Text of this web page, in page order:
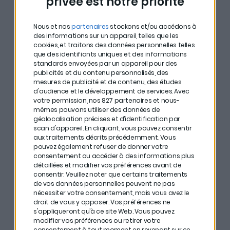
Nous et nospartenaires stockons et/ou accédons à
des informations sur un appareil, telles que les
cookies, et traitons des données personnelles telles
que des identifiants uniques et des informations
standards envoyées par un appareil pour des
publicités et du contenu personnalisés, des
mesures de publicité et de contenu, des études
d'audience et le développement de services.Avec
votre permission, nos 827 partenaires et nous-
mêmes pouvons utiliser des données de
géolocalisation précises et d’identification par
scan d'appareil. En cliquant, vous pouvez consentir
aux traitements décrits précédemment. Vous
pouvez également refuser de donner votre
consentement ou accéder à des informations plus
détaillées et modifier vos préférences avant de
consentir.Veuillez noter que certains traitements
de vos données personnelles peuvent ne pas
nécessiter votre consentement, mais vous avez le
droit de vous y opposer. Vos préférences ne
s'appliqueront qu’à ce site Web. Vous pouvez
modifier vos préférences ou retirer votre
conseils pour investir avec fun mais sans se tromper :
Il est plus intéressant d’investir tous les mois une
somme d’argent similaire afin de lisser son
investissement tout en réduisant les risques pris.
Il faut toujours voir ses investissements sur le long-
terme etéviter de placer une somme trop importante
d’emblée.
Il est toujours intéressant de diversifier ses
domaines d’investissements.
Il peut être avantageux d’investir dans des produits
qui ne sont pas liés au marché financier.
En amont, il est nécessaire de définir un plan
stratégique pour définir les secteurs dans lesquels on
souhaite investir (l’or, l’art, les legos, l’immobilier etc.).